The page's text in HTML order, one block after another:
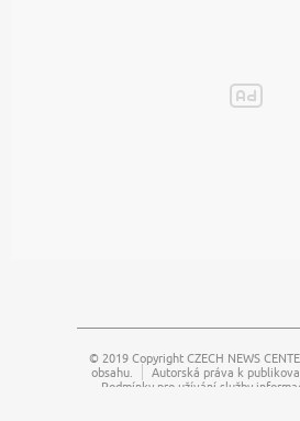
© 2019 Copyright CZECH NEWS
obsahu.
Autorská práva k
Podmínky pro užívání služby